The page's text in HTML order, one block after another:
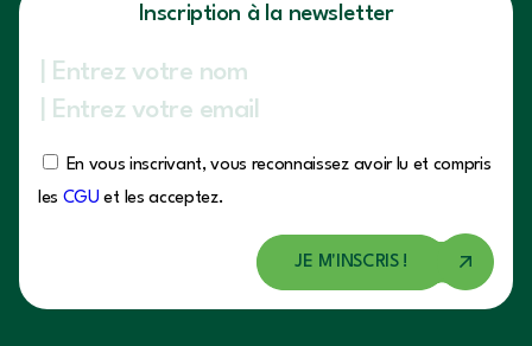
Inscription à la newsletter
En vous inscrivant, vous reconnaissez avoir lu et compris
les CGU et les acceptez.